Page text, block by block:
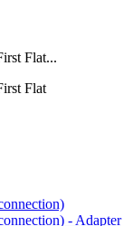
Flat...
Flat